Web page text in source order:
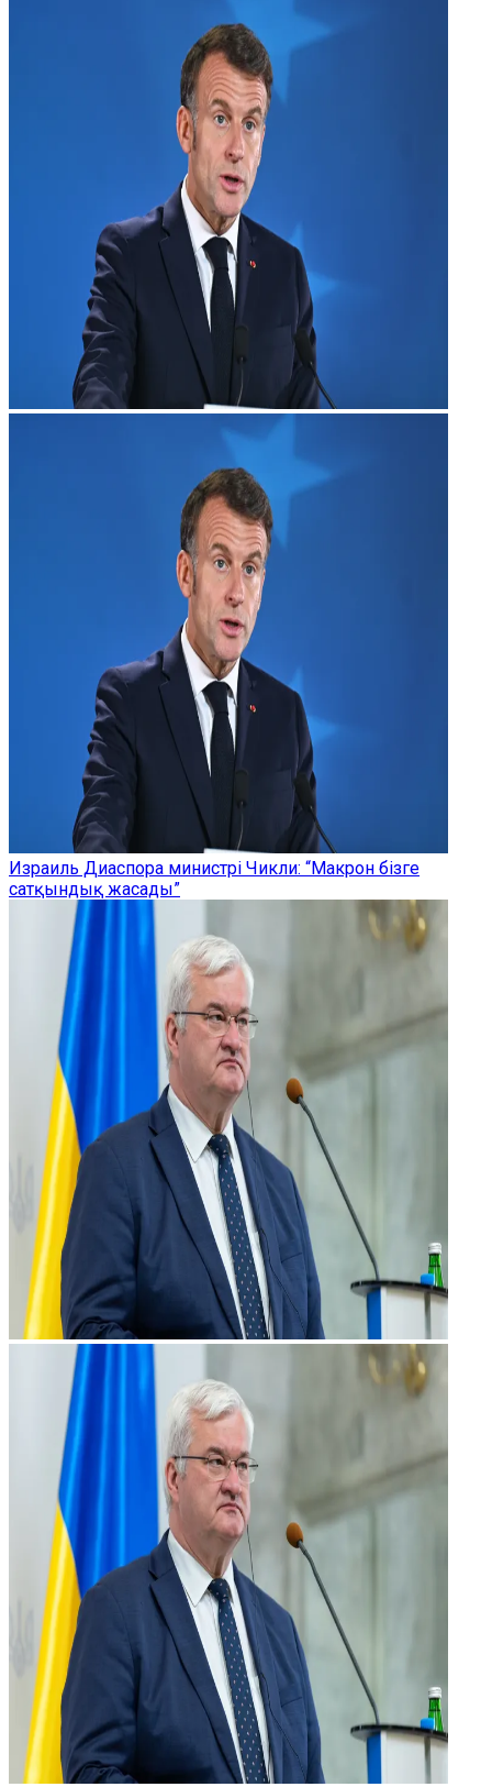
Израиль Диаспора министрі Чикли: “Макрон бізге
сатқындық жасады”